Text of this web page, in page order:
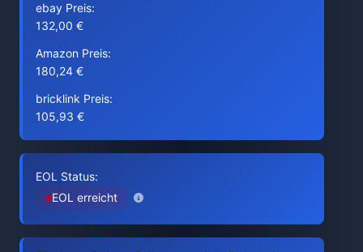
ebay Preis:
132,00 €
Amazon Preis:
180,24 €
bricklink Preis:
105,93 €
EOL Status:
EOL erreicht